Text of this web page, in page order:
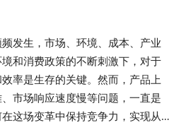
发生，市场、环境、成本、产业
和消费政策的不断刺激下，对于
率是生存的关键。然而，产品上
市场响应速度慢等问题，一直是
这场变革中保持竞争力，实现从